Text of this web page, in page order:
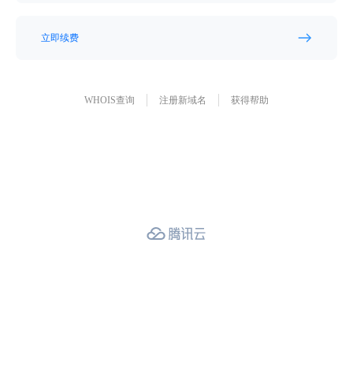
立即续费
WHOIS查询 注册新域名 获得帮助